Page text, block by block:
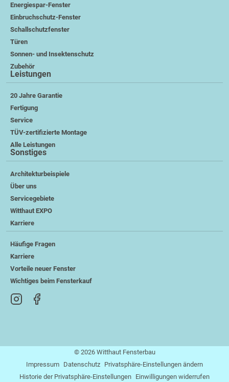
Energiespar-Fenster
Einbruchschutz-Fenster
Schallschutzfenster
Türen
Sonnen- und Insektenschutz
Zubehör
Leistungen
20 Jahre Garantie
Fertigung
Service
TÜV-zertifizierte Montage
Alle Leistungen
Sonstiges
Architekturbeispiele
Über uns
Servicegebiete
Witthaut EXPO
Karriere
Häufige Fragen
Karriere
Vorteile neuer Fenster
Wichtiges beim Fensterkauf
© 2026 Witthaut Fensterbau
Impressum Datenschutz Privatsphäre-Einstellungen ändern
Historie der Privatsphäre-Einstellungen Einwilligungen widerrufen